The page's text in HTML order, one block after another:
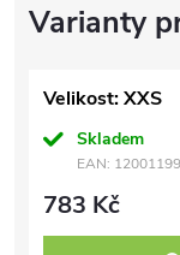
Velikost: XXS
Skladem
EAN:
783 Kč